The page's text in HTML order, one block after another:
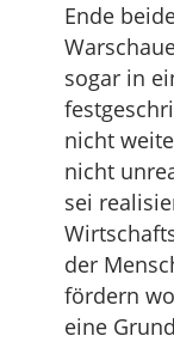
Ende
sogar in
nicht
nicht
sei
der
fördern
eine